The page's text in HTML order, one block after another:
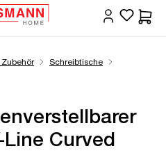
Schreibtische
Curved